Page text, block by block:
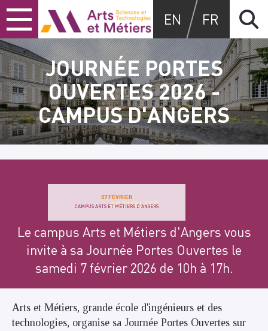
Skip
to
content
Skip
to
main
menu
Skip
to
search
Arts et métiers
EN FR
JOURNÉE PORTES
OUVERTES 2026 -
CAMPUS D'ANGERS
07 FÉVRIER
CAMPUS ARTS ET MÉTIERS D'ANGERS
ACTUALITÉ
Le campus Arts et Métiers d'Angers vous
invite à sa Journée Portes Ouvertes le
samedi 7 février 2026 de 10h à 17h.
Arts et Métiers, grande école d'ingénieurs et des
technologies, organise sa Journée Portes Ouvertes sur